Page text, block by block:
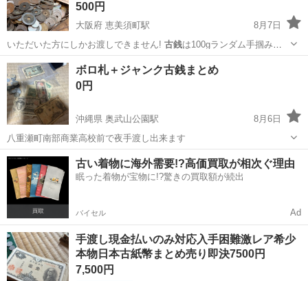
500円
大阪府 恵美須町駅
8月7日
いただいた方にしかお渡しできません! 古銭は100gランダム手掴みで
提示価格です…
大阪 大阪市 恵美須町駅 その他 古銭
ボロ札＋ジャンク古銭まとめ
0円
沖縄県 奥武山公園駅
8月6日
八重瀬町南部商業高校前で夜手渡し出来ます
沖縄 島尻郡 奥武山公園駅 その他
古い着物に海外需要!?高価買取が相次ぐ理由
眠った着物が宝物に!?驚きの買取額が続出
バイセル Ad
手渡し現金払いのみ対応入手困難激レア希少
本物日本古紙幣まとめ売り即決7500円
7,500円